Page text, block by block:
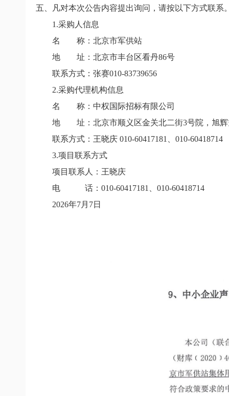
五、凡对本次公告内容提出询问，请按以下方式联系
1.采购人信息
名 称：北京市军供站
地 址： 北京市丰台区看丹86号
联系方式： 张赛010-83739656
2.采购代理机构信息
名 称：中权国际招标有限公司
地 址：北京市顺义区金关北二街3号院，旭
联系方式：王晓庆 010-60417181
010-60418714
3.项目联系方式
项目联系人：王晓庆
电 话： 010-60417181
010-60418714
2026年7月 7日